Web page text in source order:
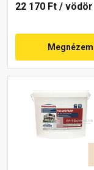
22 170 Ft / vödör
Megnézem